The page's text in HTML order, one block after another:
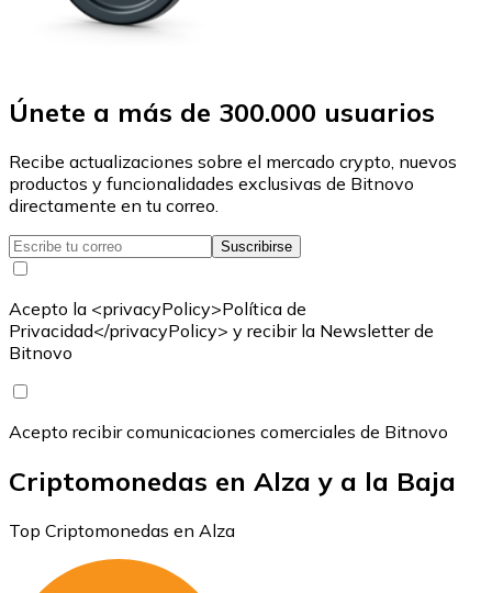
Únete a más de 300.000 usuarios
Recibe actualizaciones sobre el mercado crypto, nuevos
productos y funcionalidades exclusivas de Bitnovo
directamente en tu correo.
Suscribirse
Acepto la <privacyPolicy>Política de
Privacidad</privacyPolicy> y recibir la Newsletter de
Bitnovo
Acepto recibir comunicaciones comerciales de Bitnovo
Criptomonedas en Alza y a la Baja
Top Criptomonedas en Alza